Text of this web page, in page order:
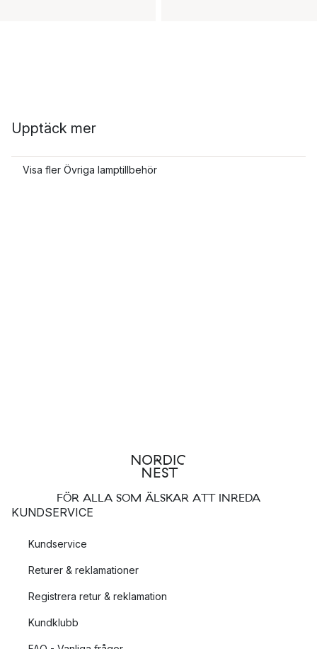
Upptäck mer
Visa fler Övriga lamptillbehör
FÖR ALLA SOM ÄLSKAR ATT INREDA
KUNDSERVICE
Kundservice
Returer & reklamationer
Registrera retur & reklamation
Kundklubb